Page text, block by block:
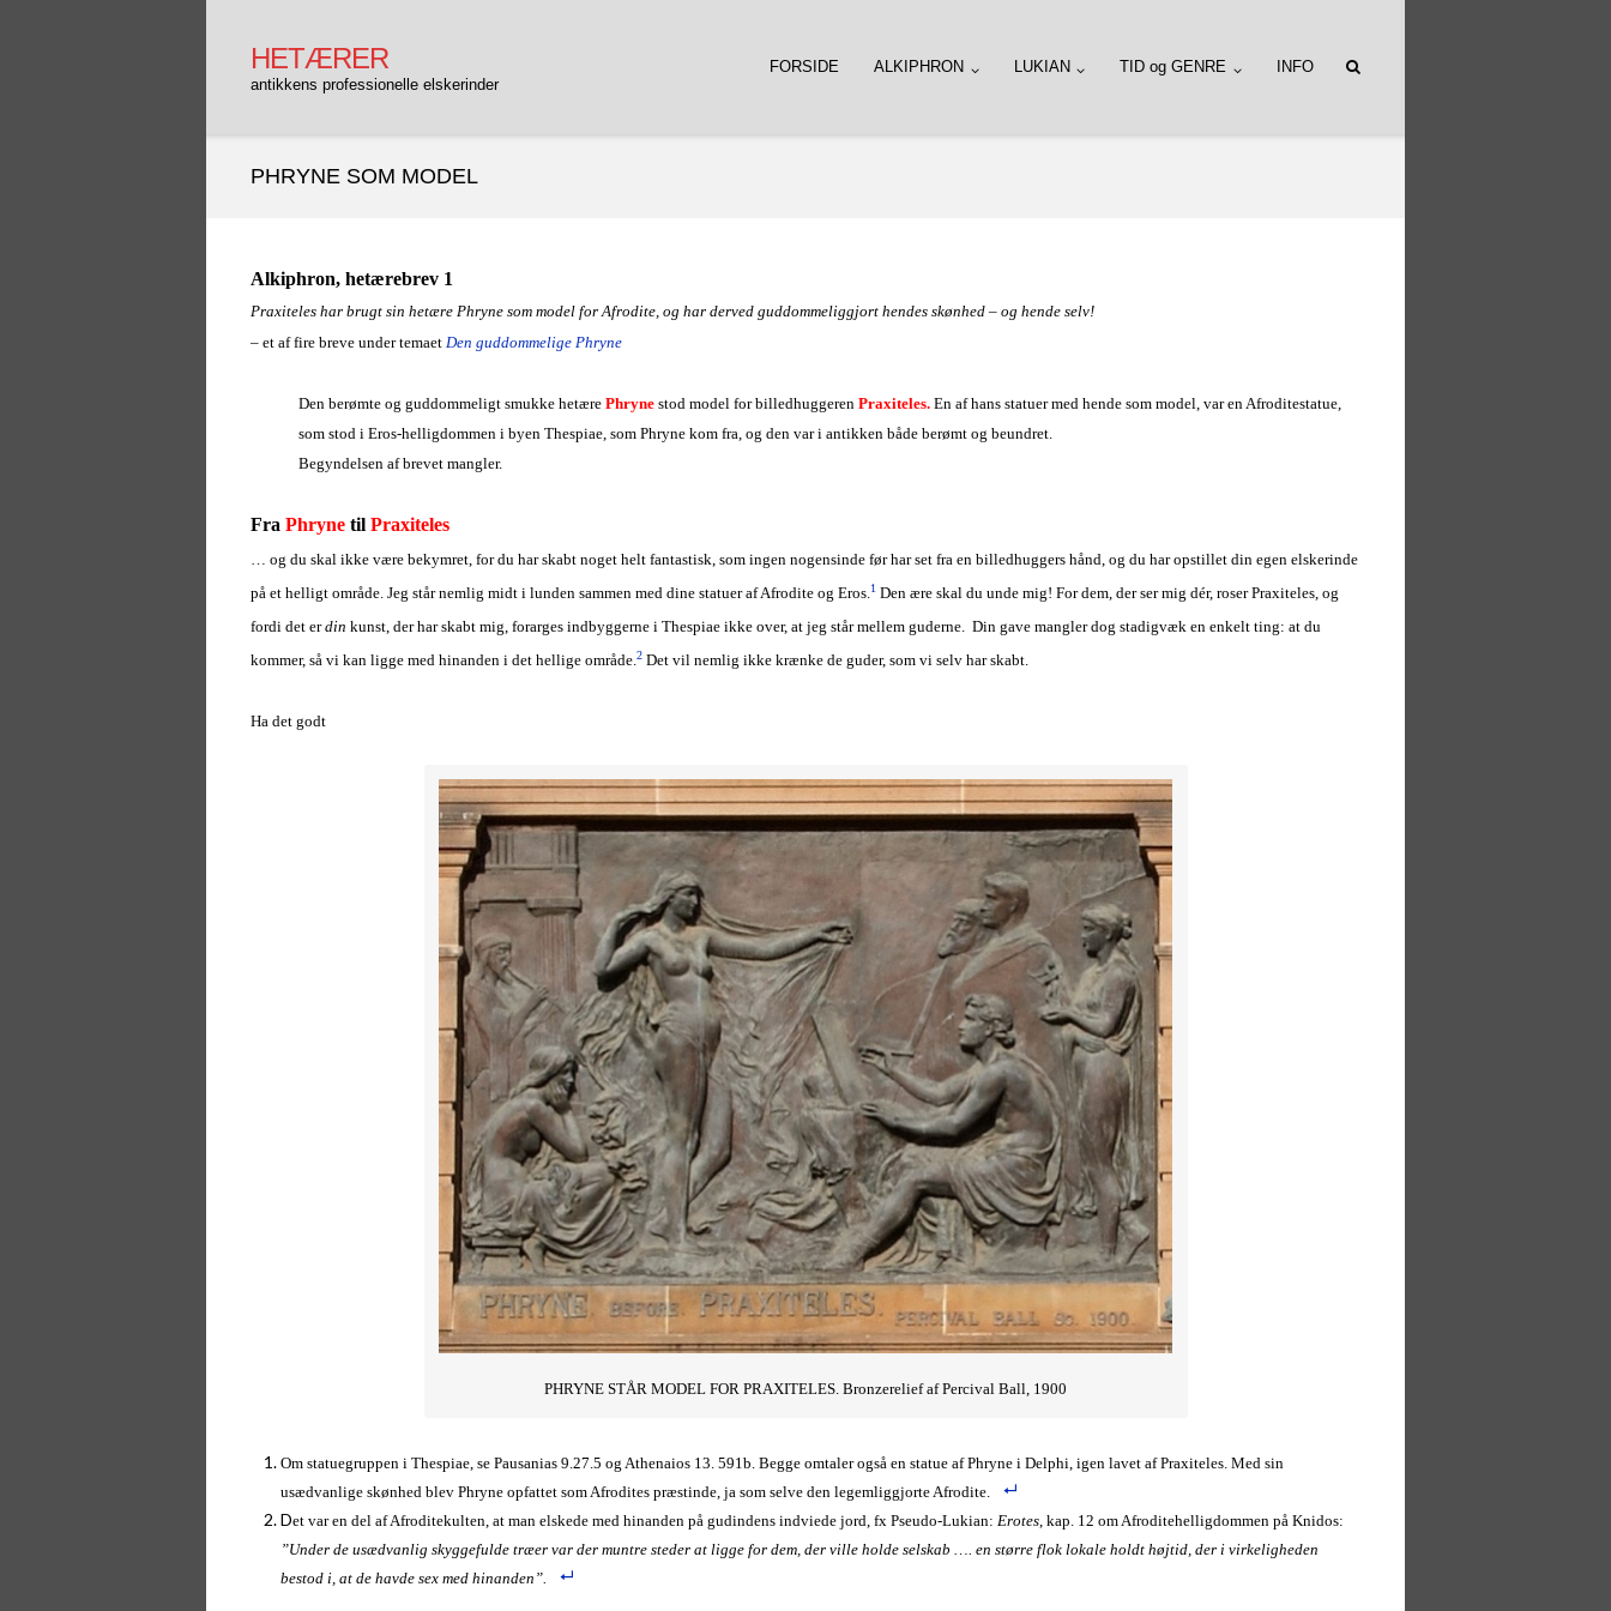
indholdHETÆRER
antikkens professionelle elskerinder
FORSIDE ALKIPHRON LUKIAN TID og GENRE INFO
PHRYNE SOM MODEL
Alkiphron, hetærebrev 1
Praxiteles har brugt sin hetære Phryne som model for Afrodite, og har derved guddommeliggjort hendes skønhed – og hende selv!
– et af fire breve under temaet Den guddommelige Phryne
Den berømte og guddommeligt smukke hetærePhryne stod model for billedhuggerenPraxiteles. En af hans statuer med hende som model, var en Afroditestatue,
som stod i Eros-helligdommen i byen Thespiae, som Phryne kom fra, og den var i antikken både berømt og beundret.
Begyndelsen af brevet mangler.
FraPhryne tilPraxiteles
… og du skal ikke være bekymret, for du har skabt noget helt fantastisk, som ingen nogensinde før har set fra en billedhuggers hånd, og du har opstillet din egen elskerinde
på et helligt område. Jeg står nemlig midt i lunden sammen med dine statuer af Afrodite og Eros. 1 Den ære skal du unde mig! For dem, der ser mig dér, roser Praxiteles, og
fordi det erdin kunst, der har skabt mig, forarges indbyggerne i Thespiae ikke over, at jeg står mellem guderne. Din gave mangler dog stadigvæk en enkelt ting: at du
kommer, så vi kan ligge med hinanden i det hellige område.2 Det vil nemlig ikke krænke de guder, som vi selv har skabt.
Ha det godt
PHRYNE STÅR MODEL FOR PRAXITELES. Bronzerelief af Percival Ball, 1900
Om statuegruppen i Thespiae, se Pausanias 9.27.5 og Athenaios 13. 591b. Begge omtaler også en statue af Phryne i Delphi, igen lavet af Praxiteles. Med sin
usædvanlige skønhed blev Phryne opfattet som Afrodites præstinde, ja som selve den legemliggjorte Afrodite.
Det var en del af Afroditekulten, at man elskede med hinanden på gudindens indviede jord, fx Pseudo-Lukian:Erotes, kap. 12 om Afroditehelligdommen på Knidos:
”Under de usædvanlig skyggefulde træer var der muntre steder at ligge for dem, der ville holde selskab …. en større flok lokale holdt højtid, der i virkeligheden
bestod i, at de havde sex med hinanden”.